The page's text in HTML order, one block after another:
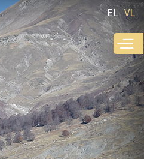
EL VL